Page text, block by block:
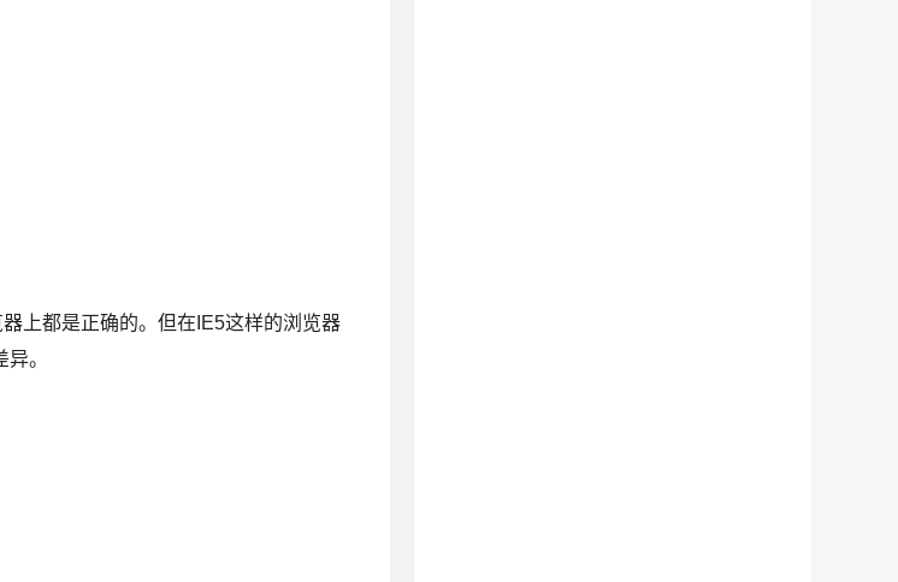
上都是正确的。但在IE5这样的浏览器
。